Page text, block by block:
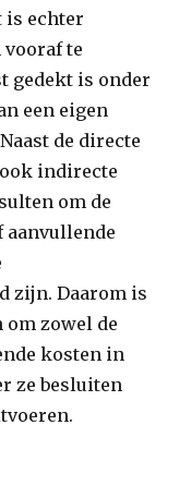
is echter
te
gedekt is onder
een eigen
de directe
indirecte
om de
aanvullende
zijn. Daarom is
zowel de
kosten in
ze besluiten